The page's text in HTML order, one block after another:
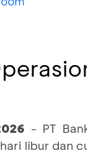
- PT
libur dan